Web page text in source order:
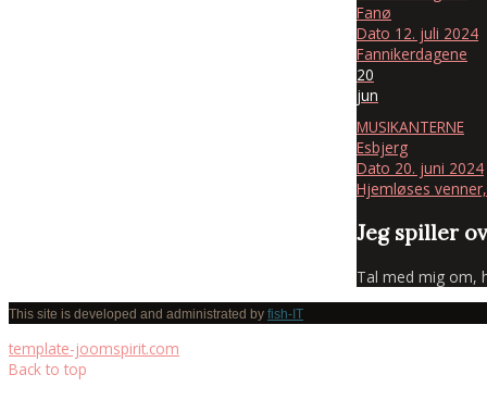
Fanø
Dato 12. juli 2024
Fannikerdagene
20
jun
MUSIKANTERNE
Esbjerg
Dato 20. juni 2024
Hjemløses
Jeg spiller
Tal med mig om,
This site is developed and administrated by fish-IT
template-joomspirit.com
Back to top